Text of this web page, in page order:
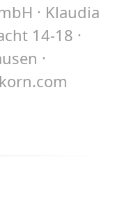
· Klaudia
14-18 ·
·